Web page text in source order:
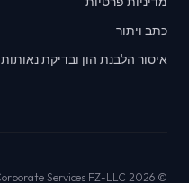
כתב ויתור
איסור הלבנת הון ובדיקת נאותות
© 2026 Polaris Corporate Services FZ-LLC.